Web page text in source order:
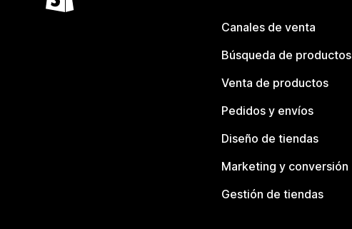
Canales de venta
Búsqueda de productos
Venta de productos
Pedidos y envíos
Diseño de tiendas
Marketing y conversión
Gestión de tiendas